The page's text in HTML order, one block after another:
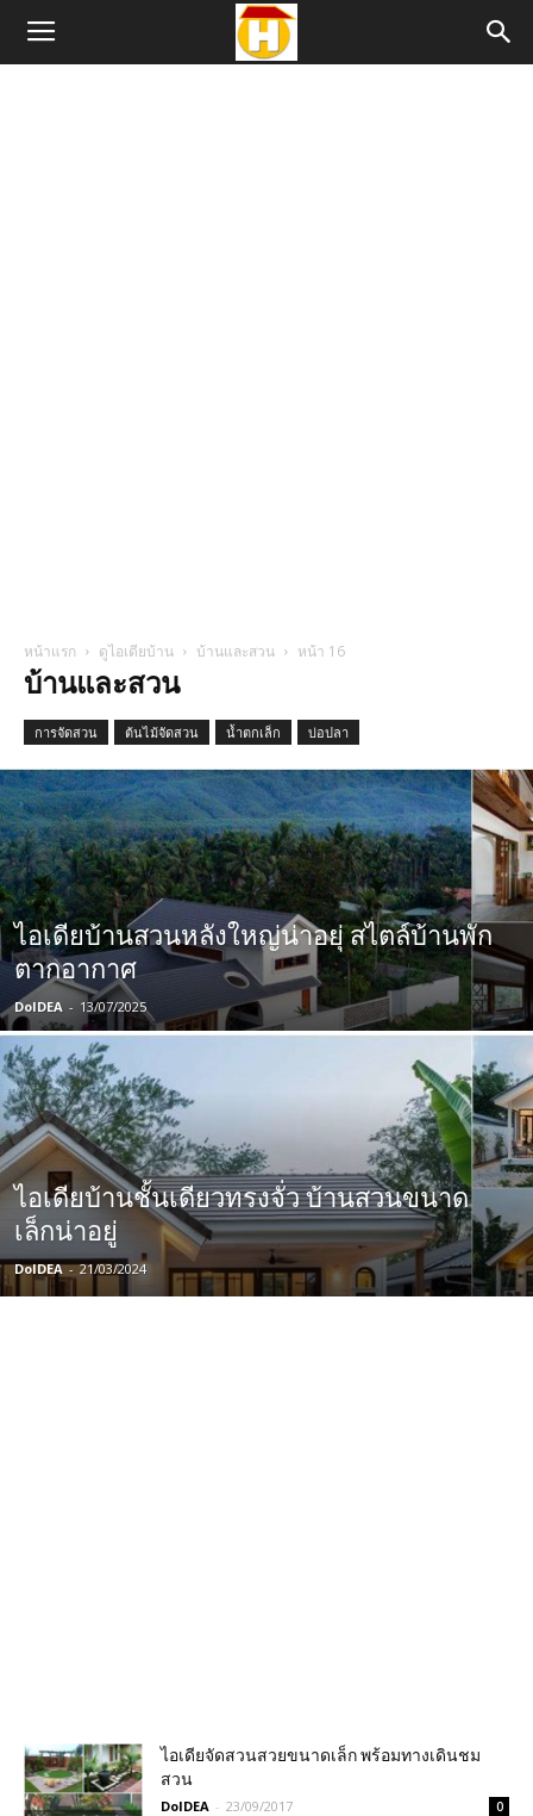
หน้าแรก ดูไอเดียบ้าน บ้านและสวน หน้า 16
บ้านและสวน
การจัดสวน ต้นไม้จัดสวน น้ำตกเล็ก บ่อปลา
ไอเดียบ้านสวนหลังใหญ่น่าอยุ่ สไตล์บ้านพัก
ตากอากาศ
DoIDEA - 13/07/2025
ไอเดียบ้านชั้นเดียวทรงจั่ว บ้านสวนขนาด
เล็กน่าอยู่
DoIDEA - 21/03/2024
ไอเดียจัดสวนสวยขนาดเล็ก พร้อมทางเดินชม
สวน
DoIDEA - 23/09/2017 0